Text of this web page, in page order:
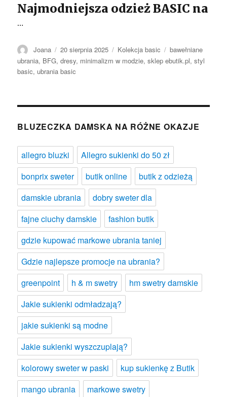
Najmodniejsza odzież BASIC na
…
Autor
Joana Opublikowano
20 sierpnia 2025 Kategorie
Kolekcja basic Tagi
bawełniane
ubrania, BFG,dresy, minimalizm w modzie,sklep ebutik.pl,styl
basic, ubrania basic
BLUZECZKA DAMSKA NA RÓŻNE OKAZJE
allegro bluzki
Allegro sukienki do 50 zł
bonprix sweter
butik online
butik z odzieżą
damskie ubrania
dobry sweter dla
fajne ciuchy damskie
fashion butik
gdzie kupować markowe ubrania taniej
Gdzie najlepsze promocje na ubrania?
greenpoint
h & m swetry
hm swetry damskie
Jakie sukienki odmładzają?
jakie sukienki są modne
Jakie sukienki wyszczuplają?
kolorowy sweter w paski
kup sukienkę z Butik
mango ubrania
markowe swetry